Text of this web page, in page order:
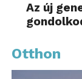
Az új
Otthon